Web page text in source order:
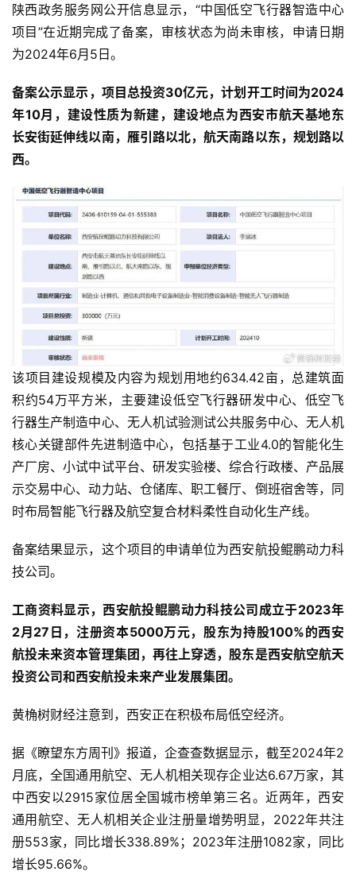
陕西政务服务网公开信息显示，“中国低空飞行器智造中心
项目”在近期完成了备案，审核状态为尚未审核，申请日期
为2024年6月5日。
备案公示显示，项目总投资30亿元，计划开工时间为2024
年10月，建设性质为新建，建设地点为西安市航天基地东
长安街延伸线以南，雁引路以北，航天南路以东，规划路以
西。
该项目建设规模及内容为规划用地约634.42亩，总建筑面
积约54万平方米，主要建设低空飞行器研发中心、低空飞
行器生产制造中心、无人机试验测试公共服务中心、无人机
核心关键部件先进制造中心，包括基于工业4.0的智能化生
产厂房、小试中试平台、研发实验楼、综合行政楼、产品展
示交易中心、动力站、仓储库、职工餐厅、倒班宿舍等，同
时布局智能飞行器及航空复合材料柔性自动化生产线。
备案结果显示，这个项目的申请单位为西安航投鲲鹏动力科
技公司。
工商资料显示，西安航投鲲鹏动力科技公司成立于2023年
2月27日，注册资本5000万元，股东为持股100%的西安
航投未来资本管理集团，再往上穿透，股东是西安航空航天
投资公司和西安航投未来产业发展集团。
黄桷树财经注意到，西安正在积极布局低空经济。
据《瞭望东方周刊》报道，企查查数据显示，截至2024年2
月底，全国通用航空、无人机相关现存企业达6.67万家，其
中西安以2915家位居全国城市榜单第三名。近两年，西安
通用航空、无人机相关企业注册量增势明显，2022年共注
册553家，同比增长338.89%；2023年注册1082家，同比
增长95.66%。